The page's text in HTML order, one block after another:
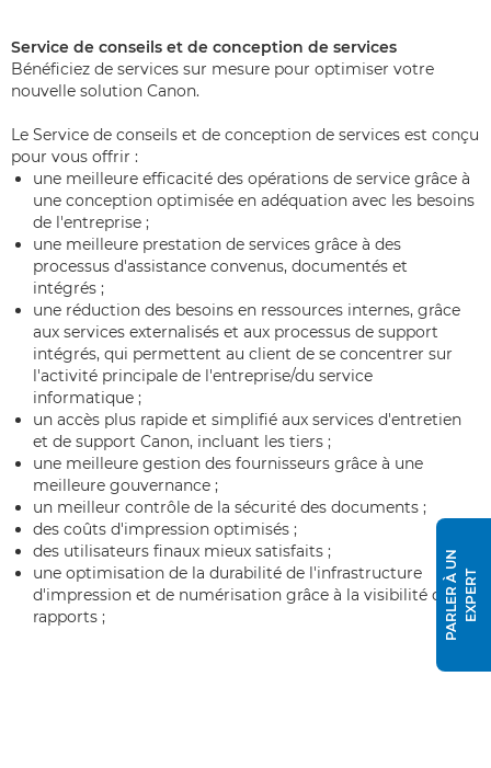
Service de conseils et de conception de services
Bénéficiez de services sur mesure pour optimiser votre
nouvelle solution Canon.
Le Service de conseils et de conception de services est conçu
pour vous offrir :
une meilleure efficacité des opérations de service grâce à
une conception optimisée en adéquation avec les besoins
de l'entreprise ;
une meilleure prestation de services grâce à des
processus d'assistance convenus, documentés et
intégrés ;
une réduction des besoins en ressources internes, grâce
aux services externalisés et aux processus de support
intégrés, qui permettent au client de se concentrer sur
l'activité principale de l'entreprise/du service
informatique ;
un accès plus rapide et simplifié aux services d'entretien
et de support Canon, incluant les tiers ;
une meilleure gestion des fournisseurs grâce à une
meilleure gouvernance ;
un meilleur contrôle de la sécurité des documents ;
des coûts d'impression optimisés ;
des utilisateurs finaux mieux satisfaits ;
une optimisation de la durabilité de l'infrastructure
d'impression et de numérisation grâce à la visibilité des
rapports ;
P
A
R
L
E
R
À
U
N
E
X
P
E
RT